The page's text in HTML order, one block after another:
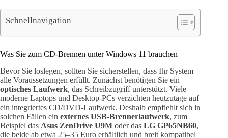
Schnellnavigation
Was Sie zum CD-Brennen unter Windows 11 brauchen
Bevor Sie loslegen, sollten Sie sicherstellen, dass Ihr System
alle Voraussetzungen erfüllt. Zunächst benötigen Sie ein
optisches Laufwerk, das Schreibzugriff unterstützt. Viele
moderne Laptops und Desktop-PCs verzichten heutzutage auf
ein integriertes CD/DVD-Laufwerk. Deshalb empfiehlt sich in
solchen Fällen ein externes USB-Brennerlaufwerk, zum
Beispiel das Asus ZenDrive U9M oder das LG GP65NB60,
die beide ab etwa 25–35 Euro erhältlich und breit kompatibel